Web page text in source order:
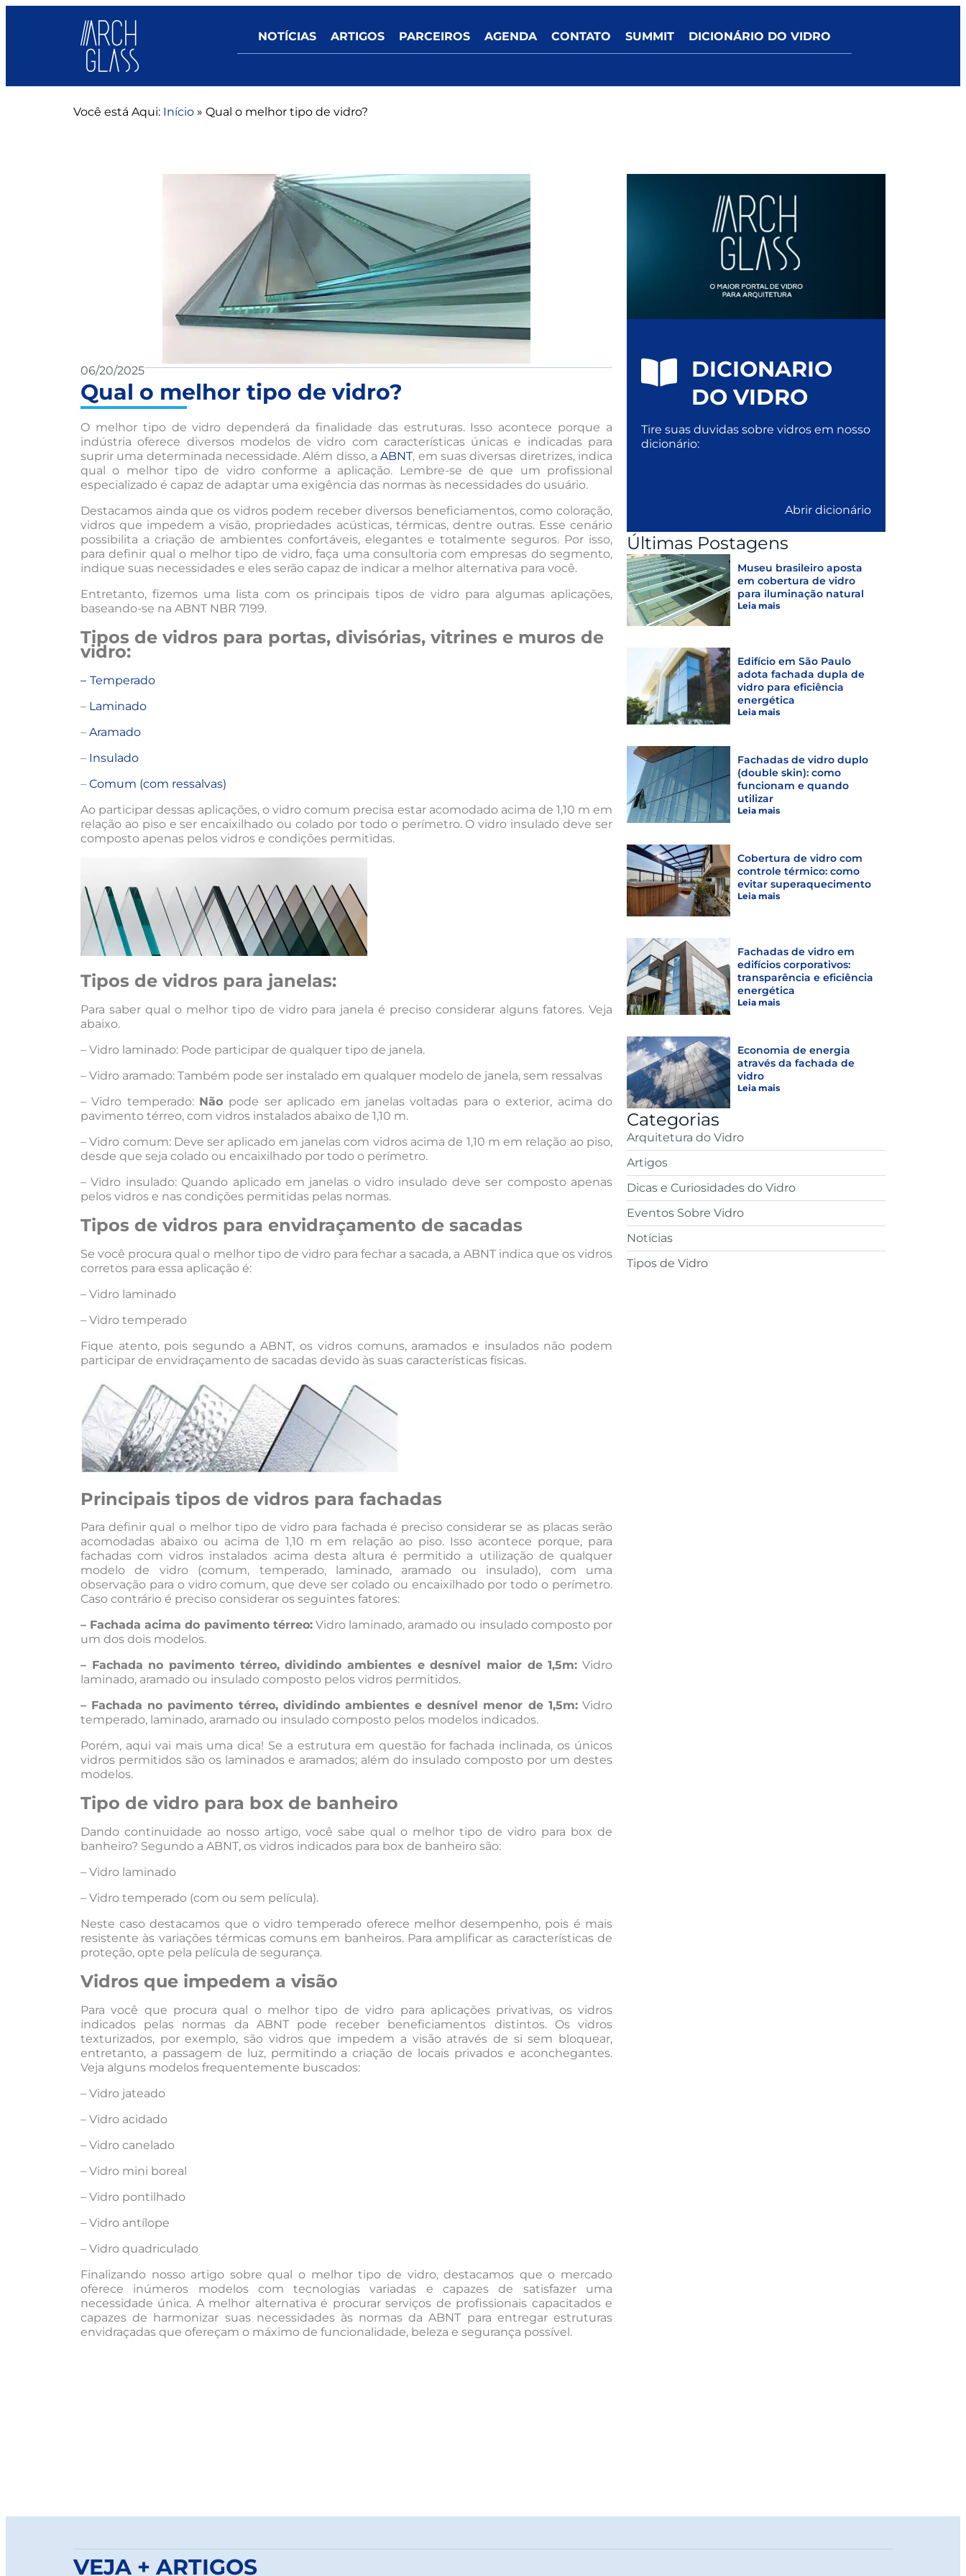
NOTÍCIAS ARTIGOS PARCEIROS AGENDA CONTATO SUMMIT DICIONÁRIO DO VIDRO
Você está Aqui: Início » Qual o melhor tipo de vidro?
06/20/2025
Qual o melhor tipo de vidro?
O melhor tipo de vidro dependerá da finalidade das estruturas. Isso acontece porque a
indústria oferece diversos modelos de vidro com características únicas e indicadas para
suprir uma determinada necessidade. Além disso, aABNT, em suas diversas diretrizes, indica
qual o melhor tipo de vidro conforme a aplicação. Lembre-se de que um profissional
especializado é capaz de adaptar uma exigência das normas às necessidades do usuário.
Destacamos ainda que os vidros podem receber diversos beneficiamentos, como coloração,
vidros que impedem a visão, propriedades acústicas, térmicas, dentre outras. Esse cenário
possibilita a criação de ambientes confortáveis, elegantes e totalmente seguros. Por isso,
para definir qual o melhor tipo de vidro, faça uma consultoria com empresas do segmento,
indique suas necessidades e eles serão capaz de indicar a melhor alternativa para você.
Entretanto, fizemos uma lista com os principais tipos de vidro para algumas aplicações,
baseando-se na ABNT NBR 7199.
Tipos de vidros para portas, divisórias, vitrines e muros de
vidro:
– Temperado
– Laminado
– Aramado
– Insulado
– Comum (com ressalvas)
Ao participar dessas aplicações, o vidro comum precisa estar acomodado acima de 1,10 m em
relação ao piso e ser encaixilhado ou colado por todo o perímetro. O vidro insulado deve ser
composto apenas pelos vidros e condições permitidas.
Tipos de vidros para janelas:
Para saber qual o melhor tipo de vidro para janela é preciso considerar alguns fatores. Veja
abaixo.
– Vidro laminado: Pode participar de qualquer tipo de janela.
– Vidro aramado: Também pode ser instalado em qualquer modelo de janela, sem ressalvas
– Vidro temperado: Não pode ser aplicado em janelas voltadas para o exterior, acima do
pavimento térreo, com vidros instalados abaixo de 1,10 m.
– Vidro comum: Deve ser aplicado em janelas com vidros acima de 1,10 m em relação ao piso,
desde que seja colado ou encaixilhado por todo o perímetro.
– Vidro insulado: Quando aplicado em janelas o vidro insulado deve ser composto apenas
pelos vidros e nas condições permitidas pelas normas.
Tipos de vidros para envidraçamento de sacadas
Se você procura qual o melhor tipo de vidro para fechar a sacada, a ABNT indica que os vidros
corretos para essa aplicação é:
– Vidro laminado
– Vidro temperado
Fique atento, pois segundo a ABNT, os vidros comuns, aramados e insulados não podem
participar de envidraçamento de sacadas devido às suas características físicas.
Principais tipos de vidros para fachadas
Para definir qual o melhor tipo de vidro para fachada é preciso considerar se as placas serão
acomodadas abaixo ou acima de 1,10 m em relação ao piso. Isso acontece porque, para
fachadas com vidros instalados acima desta altura é permitido a utilização de qualquer
modelo de vidro (comum, temperado, laminado, aramado ou insulado), com uma
observação para o vidro comum, que deve ser colado ou encaixilhado por todo o perímetro.
Caso contrário é preciso considerar os seguintes fatores:
– Fachada acima do pavimento térreo:Vidro laminado, aramado ou insulado composto por
um dos dois modelos.
– Fachada no pavimento térreo, dividindo ambientes e desnível maior de 1,5m: Vidro
laminado, aramado ou insulado composto pelos vidros permitidos.
– Fachada no pavimento térreo, dividindo ambientes e desnível menor de 1,5m:Vidro
temperado, laminado, aramado ou insulado composto pelos modelos indicados.
Porém, aqui vai mais uma dica! Se a estrutura em questão for fachada inclinada, os únicos
vidros permitidos são os laminados e aramados; além do insulado composto por um destes
modelos.
Tipo de vidro para box de banheiro
Dando continuidade ao nosso artigo, você sabe qual o melhor tipo de vidro para box de
banheiro? Segundo a ABNT, os vidros indicados para box de banheiro são:
– Vidro laminado
– Vidro temperado (com ou sem película).
Neste caso destacamos que o vidro temperado oferece melhor desempenho, pois é mais
resistente às variações térmicas comuns em banheiros. Para amplificar as características de
proteção, opte pela película de segurança.
Vidros que impedem a visão
Para você que procura qual o melhor tipo de vidro para aplicações privativas, os vidros
indicados pelas normas da ABNT pode receber beneficiamentos distintos. Os vidros
texturizados, por exemplo, são vidros que impedem a visão através de si sem bloquear,
entretanto, a passagem de luz, permitindo a criação de locais privados e aconchegantes.
Veja alguns modelos frequentemente buscados:
– Vidro jateado
– Vidro acidado
– Vidro canelado
– Vidro mini boreal
– Vidro pontilhado
– Vidro antílope
– Vidro quadriculado
Finalizando nosso artigo sobre qual o melhor tipo de vidro, destacamos que o mercado
oferece inúmeros modelos com tecnologias variadas e capazes de satisfazer uma
necessidade única. A melhor alternativa é procurar serviços de profissionais capacitados e
capazes de harmonizar suas necessidades às normas da ABNT para entregar estruturas
envidraçadas que ofereçam o máximo de funcionalidade, beleza e segurança possível.
DICIONARIO
DO VIDRO
Tire suas duvidas sobre vidros em nosso
dicionário:
Abrir dicionário
Últimas Postagens
Museu brasileiro aposta
em cobertura de vidro
para iluminação natural
Leia mais
Edifício em São Paulo
adota fachada dupla de
vidro para eficiência
energética
Leia mais
Fachadas de vidro duplo
(double skin): como
funcionam e quando
utilizar
Leia mais
Cobertura de vidro com
controle térmico: como
evitar superaquecimento
Leia mais
Fachadas de vidro em
edifícios corporativos:
transparência e eficiência
energética
Leia mais
Economia de energia
através da fachada de
vidro
Leia mais
Categorias
Arquitetura do Vidro
Artigos
Dicas e Curiosidades do Vidro
Eventos Sobre Vidro
Notícias
Tipos de Vidro
VEJA + ARTIGOS